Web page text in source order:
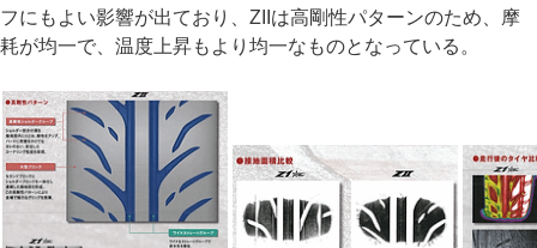
フにもよい影響が出ており、ZIIは高剛性パターンのため、摩
耗が均一で、温度上昇もより均一なものとなっている。